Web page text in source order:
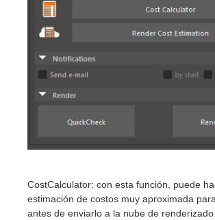
CostCalculator: con esta función, puede
estimación de costos muy aproximada
antes de enviarlo a la nube de